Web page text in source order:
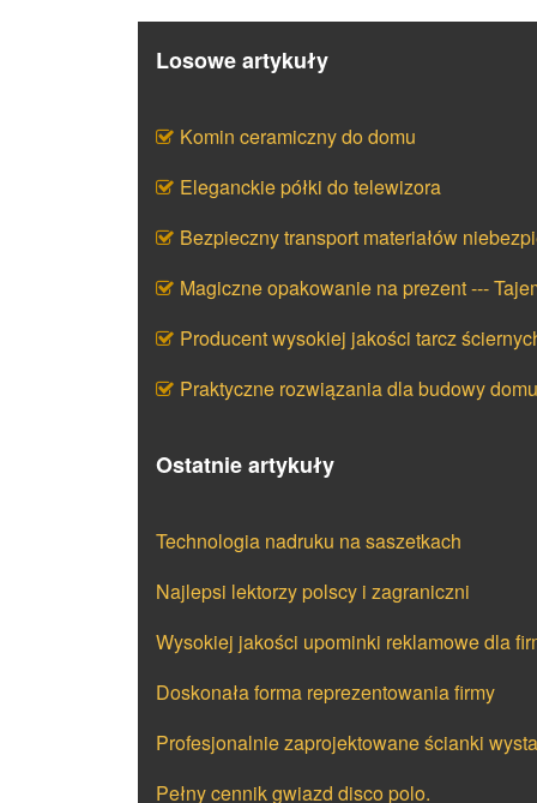
Losowe artykuły
Komin ceramiczny do domu
Eleganckie półki do telewizora
Bezpieczny transport materiałów
Magiczne opakowanie na prezent ---
Producent wysokiej jakości tarcz
Praktyczne rozwiązania dla budowy domu
Ostatnie artykuły
Technologia nadruku na saszetkach
Najlepsi lektorzy polscy i zagraniczni
Wysokiej jakości upominki reklamowe dla
Doskonała forma reprezentowania firmy
Profesjonalnie zaprojektowane ścianki
Pełny cennik gwiazd disco polo.